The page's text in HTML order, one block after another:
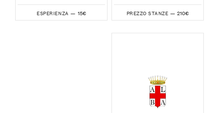
ESPERIENZA — 15€ PREZZO STANZE — 210€